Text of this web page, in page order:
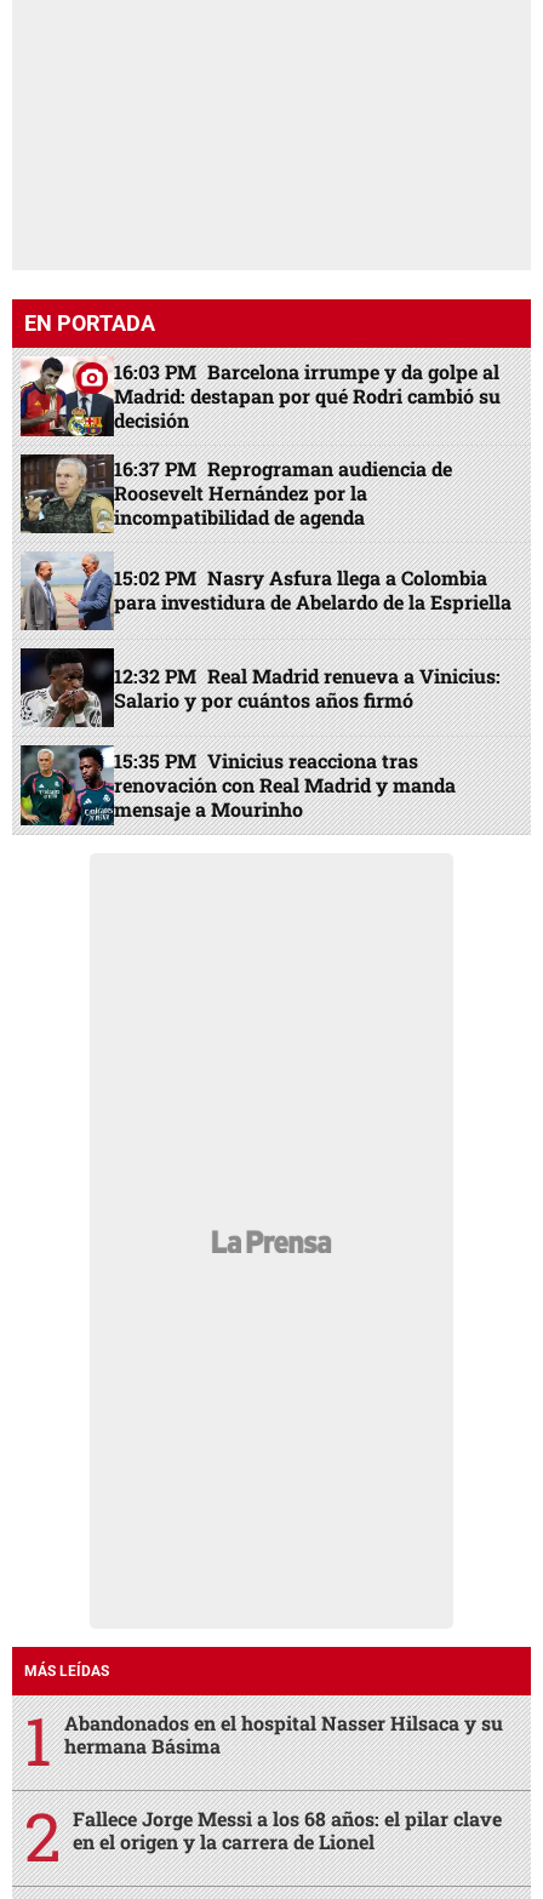
EN PORTADA
16:03 PM Barcelona irrumpe y da golpe al
Madrid: destapan por qué Rodri cambió su
decisión
16:37 PM Reprograman audiencia de
Roosevelt Hernández por la
incompatibilidad de agenda
15:02 PM Nasry Asfura llega a Colombia
para investidura de Abelardo de la Espriella
12:32 PM Real Madrid renueva a Vinicius:
Salario y por cuántos años firmó
15:35 PM Vinicius reacciona tras
renovación con Real Madrid y manda
mensaje a Mourinho
MÁS LEÍDAS
Abandonados en el hospital Nasser Hilsaca y su
hermana Básima
Fallece Jorge Messi a los 68 años: el pilar clave
en el origen y la carrera de Lionel